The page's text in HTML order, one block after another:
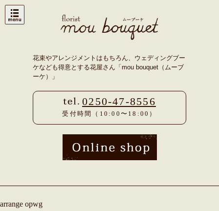
Skip
花束やアレンジメントはもちろん、ウェディングブー
ケなども得意とする花屋さん「mou bouquet（ムーブ
ーケ）」
0250-47-8556
受付時間（10:00〜18:00）
arrange opwg